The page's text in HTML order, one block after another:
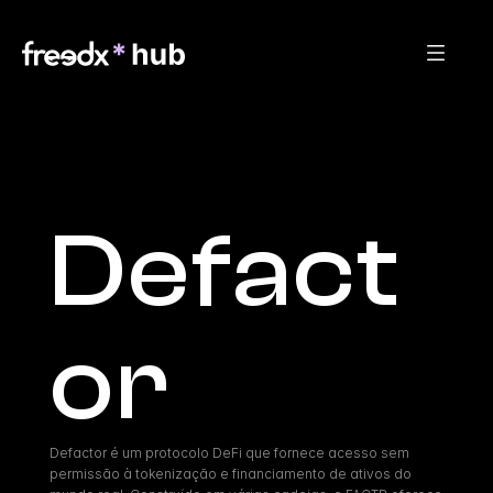
Defact
or
Defactor é um protocolo DeFi que fornece acesso sem
permissão à tokenização e financiamento de ativos do